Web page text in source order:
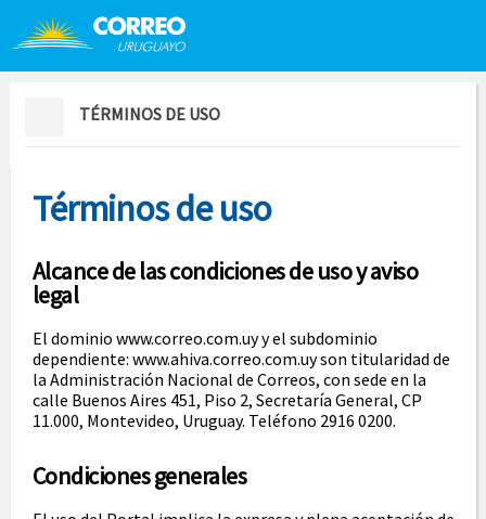
Saltar al contenido
TÉRMINOS DE USO
Términos de uso
Alcance de las condiciones de uso y aviso
legal
El dominio www.correo.com.uy y el subdominio
dependiente: www.ahiva.correo.com.uy son titularidad de
la Administración Nacional de Correos, con sede en la
calle Buenos Aires 451, Piso 2, Secretaría General, CP
11.000, Montevideo, Uruguay. Teléfono 2916 0200.
Condiciones generales